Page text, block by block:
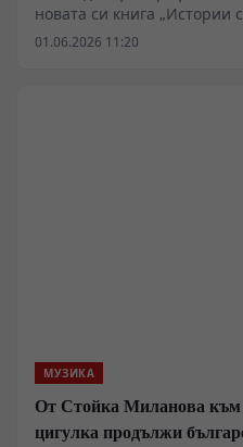
новата си книга „Истории
сборник с разкази за
01.06.2026 11:20
МУЗИКА
От Стойка Миланова
цигулка продължи